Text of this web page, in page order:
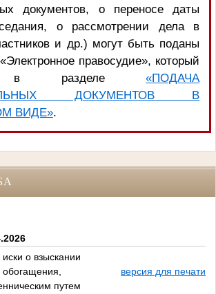
документов, о переносе даты
о рассмотрении дела в
и др.) могут быть поданы
правосудие», который
в разделе«ПОДАЧА
ДОКУМЕНТОВ В
ВИДЕ».
о взыскании
обогащения,
путем
версия для печати